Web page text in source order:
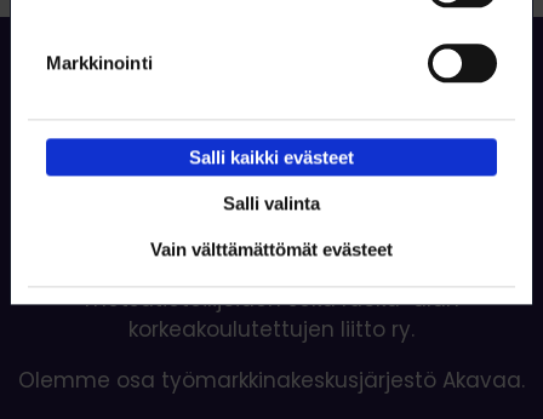
Markkinointi
Salli kaikki evästeet
Salli valinta
Vain välttämättömät evästeet
Valoisamman tulevaisuuden tekijät
metsätieteilijöiden sekä ruoka-alan
korkeakoulutettujen liitto ry.
Olemme osa työmarkkinakeskusjärjestö Akavaa.